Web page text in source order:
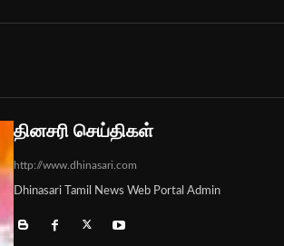
தினசரி செய்திகள்
http://www.dhinasari.com
Dhinasari Tamil News Web Portal Admin